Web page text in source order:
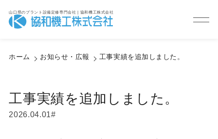
山口県のプラント設備定修専門会社 | 協和機工株式会社
Information
ホーム お知らせ・広報 工事実績を追加しました。
工事実績を追加しました。
2026.04.01